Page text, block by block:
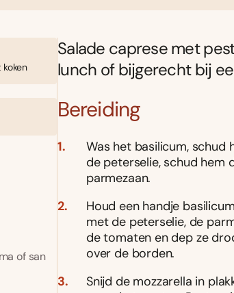
of san
Salade caprese met
lunch of bijgerecht bij
Bereiding
Was het basilicum, schud
de peterselie, schud hem
parmezaan.
Houd een handje
met de peterselie, de
de tomaten en dep ze
over de borden.
Snijd de mozzarella in